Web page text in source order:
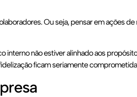
Ou seja, pensar em ações
não estiver alinhado aos
ficam seriamente